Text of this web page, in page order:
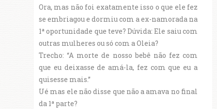
Ora, mas não foi exatamente isso o que ele fez
se embriagou e dormiu com a ex-namorada na
1ª oportunidade que teve? Dúvida: Ele saiu com
outras mulheres ou só com a Oleia?
Trecho: “A morte de nosso bebê não fez com
que eu deixasse de amá-la, fez com que eu a
quisesse mais.”
Ué mas ele não disse que não a amava no final
da 1ª parte?